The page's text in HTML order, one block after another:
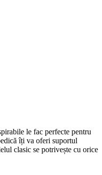
le fac perfecte pentru
îți va oferi suportul
clasic se potrivește cu orice